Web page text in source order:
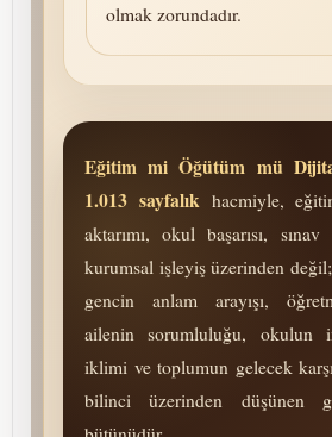
olmak zorundadır.
Eğitim mi Öğütüm mü
1.013 sayfalıkhacmiyle,
aktarımı, okul başarısı,
kurumsal işleyiş üzerinden
gencin anlam arayışı,
ailenin so­rum­lu­lu­ğu, okulun
iklimi ve toplumun gelecek
bilinci üzerinden düşünen